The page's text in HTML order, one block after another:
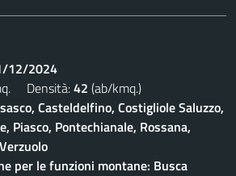
12/2024
Densità:42 (ab/kmq.)
Casteldelfino, Costigliole Saluzzo,
Piasco, Pontechianale, Rossana,
per le funzioni montane: Busca